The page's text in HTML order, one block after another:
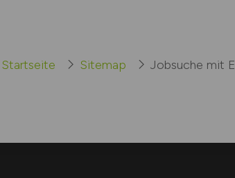
Startseite Sitemap Jobsuche mit E